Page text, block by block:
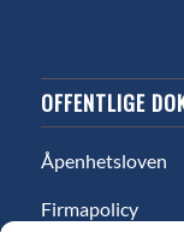
OFFENTLIGE
Åpenhetsloven
Firmapolicy